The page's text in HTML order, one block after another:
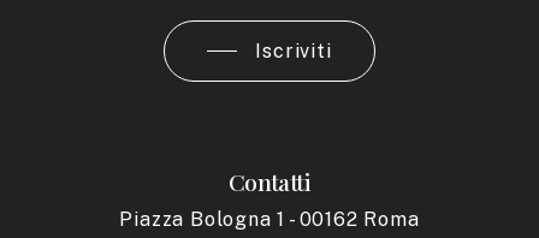
Iscriviti
Contatti
Piazza Bologna 1 - 00162 Roma